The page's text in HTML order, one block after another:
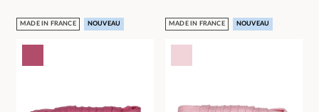
MADE IN FRANCE NOUVEAU MADE IN FRANCE NOUVEAU